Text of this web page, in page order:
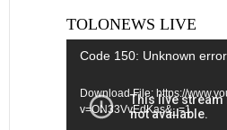
TOLONEWS LIVE
Video
Code 150: Unknown error.
Download File: https://
v=ON33VvEdKas&_=1